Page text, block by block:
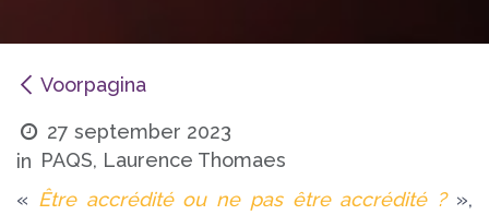
Voorpagina
27 september 2023
in PAQS, Laurence Thomaes
« Être accrédité ou ne pas être accrédité ?»,